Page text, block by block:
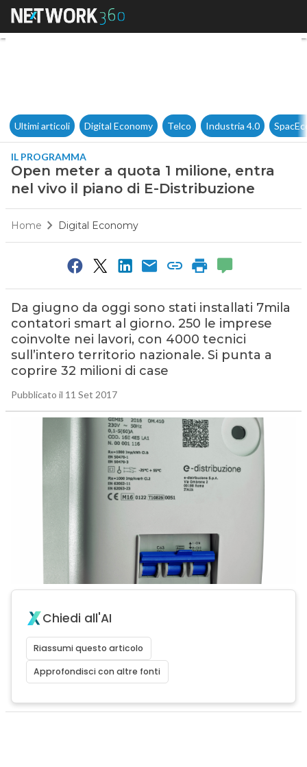
Open meter a quota 1
Ultimi articoli Digital Economy Telco Industria 4.0
IL PROGRAMMA
Open meter a quota 1 milione, entra
nel vivo il piano di E-Distribuzione
Home Digital Economy
Da giugno da oggi sono stati installati 7mila
contatori smart al giorno. 250 le imprese
coinvolte nei lavori, con 4000 tecnici
sull’intero territorio nazionale. Si punta a
coprire 32 milioni di case
Pubblicato il 11 Set 2017
Chiedi all'AI
Riassumi questo articolo
Approfondisci con altre fonti